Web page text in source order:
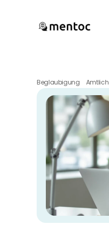
Beglaubigung Amtlich